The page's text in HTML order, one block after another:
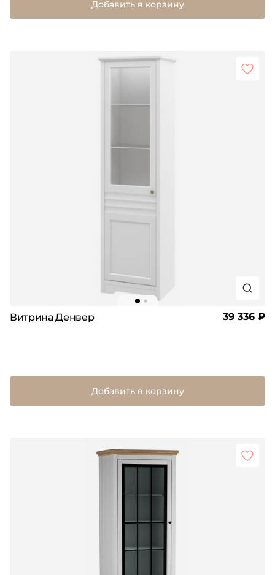
Добавить в корзину
Витрина Денвер 39 336 ₽
Добавить в корзину